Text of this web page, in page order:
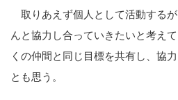
取りあえず個人として活動する
んと協力し合っていきたいと考え
くの仲間と同じ目標を共有し、協
とも思う。
検
る